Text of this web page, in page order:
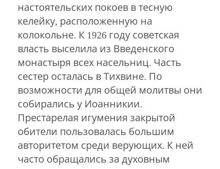
настоятельских покоев в тесную
келейку, расположенную на
колокольне. К 1926 году советская
власть выселила из Введенского
монастыря всех насельниц. Часть
сестер осталась в Тихвине. По
возможности для общей молитвы они
собирались у Иоанникии.
Престарелая игумения закрытой
обители пользовалась большим
авторитетом среди верующих. К ней
часто обращались за духовным